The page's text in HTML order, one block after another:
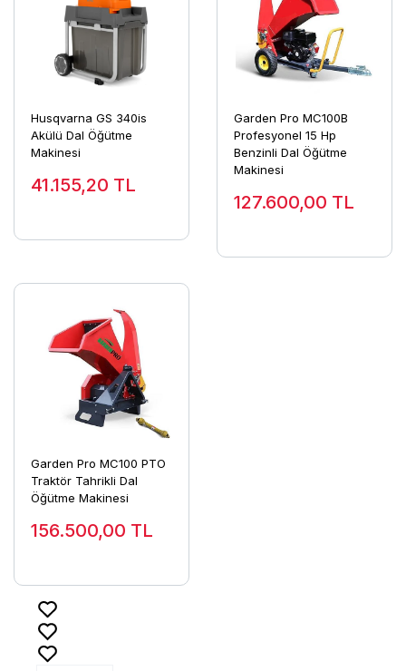
Husqvarna GS 340is
Akülü Dal Öğütme
Makinesi
41.155,20 TL
Garden Pro MC100B
Profesyonel 15 Hp
Benzinli Dal Öğütme
Makinesi
127.600,00 TL
Garden Pro MC100 PTO
Traktör Tahrikli Dal
Öğütme Makinesi
156.500,00 TL